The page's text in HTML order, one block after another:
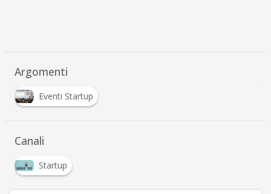
Argomenti
Eventi Startup
Canali
Startup